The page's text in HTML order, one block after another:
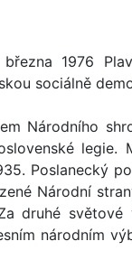
1976
sociálně
Národního
Poslanecký
Národní
druhé
národním